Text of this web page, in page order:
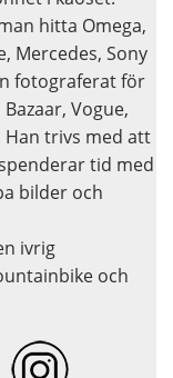
hitta Omega,
Mercedes, Sony
fotograferat för
Vogue,
Han trivs med att
tid med
bilder och
ivrig
och